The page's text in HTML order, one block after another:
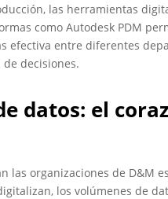
las herramientas
como Autodesk PDM
efectiva entre diferentes
decisiones.
datos: el
las organizaciones de D&M
los volúmenes de